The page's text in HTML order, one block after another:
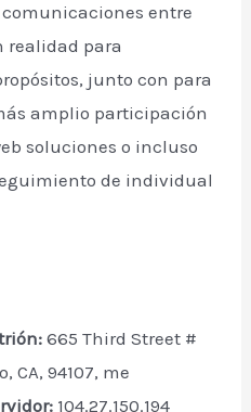
entre
realidad para
junto con para
amplio participación
soluciones o incluso
de individual
665 Third Street #
CA, 94107, me
104.27.150.194